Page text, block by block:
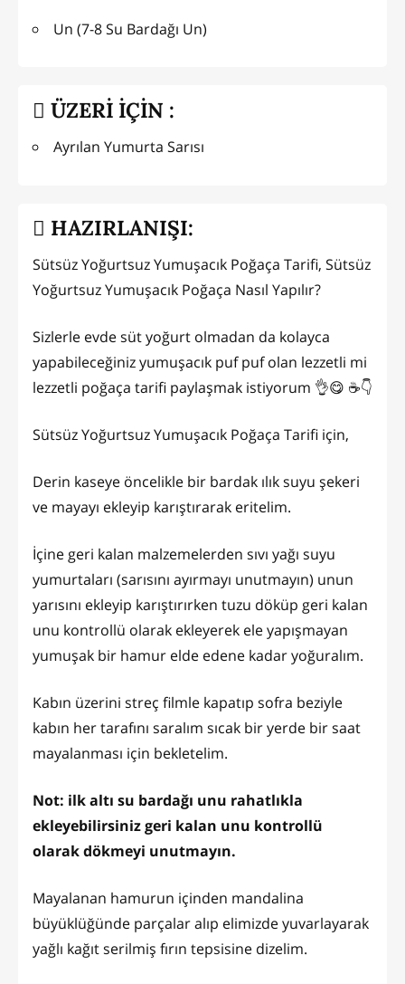
Un (7-8 Su Bardağı Un)
ÜZERİ İÇİN :
Ayrılan Yumurta Sarısı
HAZIRLANIŞI:
Sütsüz Yoğurtsuz Yumuşacık Poğaça Tarifi, Sütsüz
Yoğurtsuz Yumuşacık Poğaça Nasıl Yapılır?
Sizlerle evde süt yoğurt olmadan da kolayca
yapabileceğiniz yumuşacık puf puf olan lezzetli mi
lezzetli poğaça tarifi paylaşmak istiyorum 👌😋 ☕👇
Sütsüz Yoğurtsuz Yumuşacık Poğaça Tarifi için,
Derin kaseye öncelikle bir bardak ılık suyu şekeri
ve mayayı ekleyip karıştırarak eritelim.
İçine geri kalan malzemelerden sıvı yağı suyu
yumurtaları (sarısını ayırmayı unutmayın) unun
yarısını ekleyip karıştırırken tuzu döküp geri kalan
unu kontrollü olarak ekleyerek ele yapışmayan
yumuşak bir hamur elde edene kadar yoğuralım.
Kabın üzerini streç filmle kapatıp sofra beziyle
kabın her tarafını saralım sıcak bir yerde bir saat
mayalanması için bekletelim.
Not: ilk altı su bardağı unu rahatlıkla
ekleyebilirsiniz geri kalan unu kontrollü
olarak dökmeyi unutmayın.
Mayalanan hamurun içinden mandalina
büyüklüğünde parçalar alıp elimizde yuvarlayarak
yağlı kağıt serilmiş fırın tepsisine dizelim.